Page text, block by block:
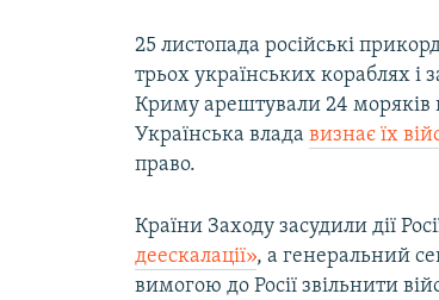
25 листопада російські
трьох українських кораблях і
Криму арештували 24 моряків
Українська владавизнає їх
право.
Країни Заходу засудили дії
деескалації», а генеральний
вимогою до Росії звільнити